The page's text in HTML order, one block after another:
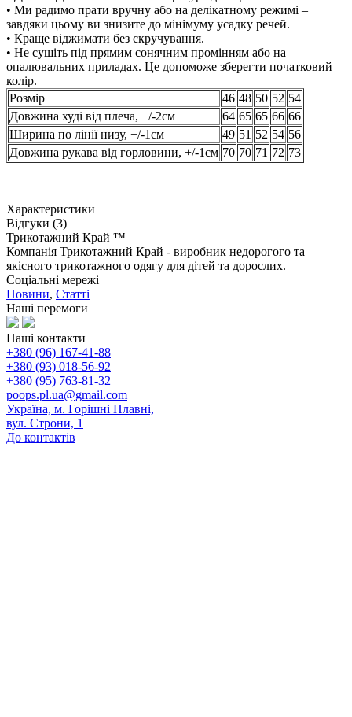
• Ми радимо прати вручну або на делікатному режимі –
завдяки цьому ви знизите до мінімуму усадку речей.
• Краще віджимати без скручування.
• Не сушіть під прямим сонячним промінням або на
опалювальних приладах. Це допоможе зберегти початковий
колір.
Розмір
46 48 50 52 54
Довжина худі від плеча, +/-2см
64 65 65 66 66
Ширина по лінії низу, +/-1см
49 51 52 54 56
Довжина рукава від горловини, +/-1см 70 70 71 72 73
Характеристики
Відгуки (3)
Трикотажний Край ™
Компанія Трикотажний Край - виробник недорогого та
якісного трикотажного одягу для дітей та дорослих.
Соціальні мережі
Новини, Статті
Наші перемоги
Наші контакти
+380 (96) 167-41-88
+380 (93) 018-56-92
+380 (95) 763-81-32
poops.pl.ua@gmail.com
Україна, м. Горішні Плавні,
вул. Строни, 1
До контактів